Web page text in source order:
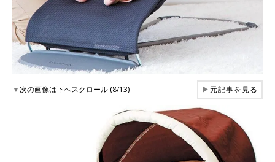
▼次の画像は下へスクロール (8/13) ▶元記事を見る